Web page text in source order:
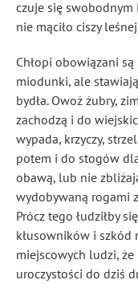
czuje się swobodnym
nie mąciło ciszy
Chłopi obowiązani
miodunki, ale
bydła. Owoż żubry,
zachodzą i do
wypada, krzyczy,
potem i do stogów
obawą, lub nie
wydobywaną rogami
Prócz tego łudziłby
kłusowników i szkód
miejscowych ludzi,
uroczystości do dziś